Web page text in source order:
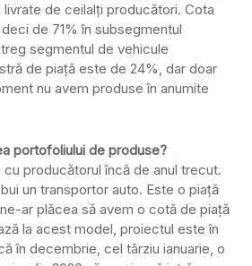
de ceilalți producători. Cota
de 71% în subsegmentul
segmentul de vehicule
de piață este de 24%, dar doar
nu avem produse în anumite
portofoliului de produse?
producătorul încă de anul trecut.
un transportor auto. Este o piață
ar plăcea să avem o cotă de piață
la acest model, proiectul este în
în decembrie, cel târziu ianuarie, o